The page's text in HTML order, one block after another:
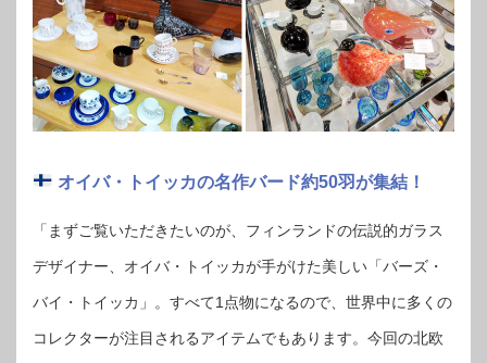
オイバ・トイッカの名作バード約50羽が集結！
「まずご覧いただきたいのが、フィンランドの伝説的ガラス
デザイナー、オイバ・トイッカが手がけた美しい「バーズ・
バイ・トイッカ」。すべて1点物になるので、世界中に多くの
コレクターが注目されるアイテムでもあります。今回の北欧